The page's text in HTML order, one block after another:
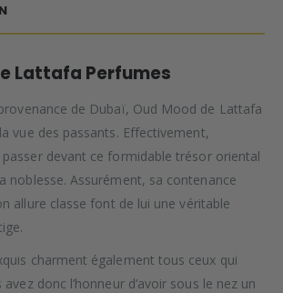
Lattafa Perfumes
de Dubaï, Oud Mood de Lattafa
vue des passants. Effectivement,
devant ce formidable trésor oriental
noblesse. Assurément, sa contenance
allure classe font de lui une véritable
charment également tous ceux qui
avez donc l’honneur d’avoir sous le nez un